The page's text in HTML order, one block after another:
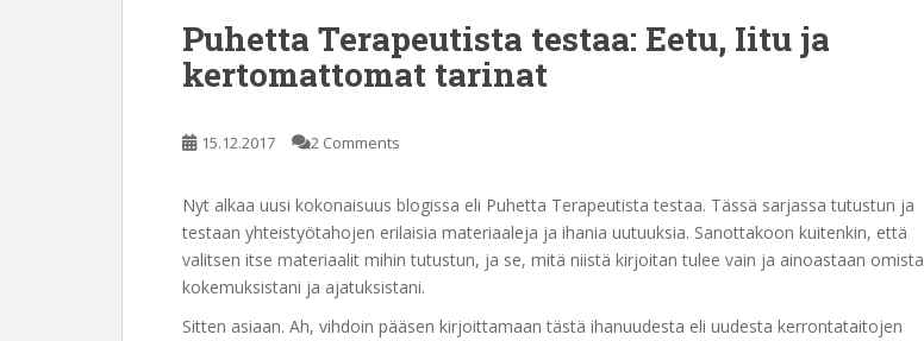
Puhetta Terapeutista testaa: Eetu, Iitu ja
kertomattomat tarinat
15.12.2017 2 Comments
Nyt alkaa uusi kokonaisuus blogissa eli Puhetta Terapeutista testaa. Tässä sarjassa tutustun ja
testaan yhteistyötahojen erilaisia materiaaleja ja ihania uutuuksia. Sanottakoon kuitenkin, että
valitsen itse materiaalit mihin tutustun, ja se, mitä niistä kirjoitan tulee vain ja ainoastaan omista
kokemuksistani ja ajatuksistani.
Sitten asiaan. Ah, vihdoin pääsen kirjoittamaan tästä ihanuudesta eli uudesta kerrontataitojen